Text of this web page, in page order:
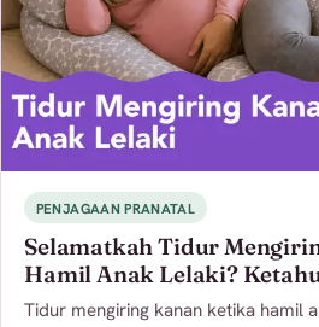
PENJAGAAN PRANATAL
Selamatkah Tidur
Hamil Anak Lelaki?
Tidur mengiring kanan ketika hamil